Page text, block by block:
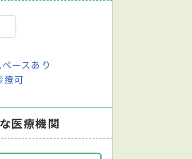
ースあり
療可
医療機関